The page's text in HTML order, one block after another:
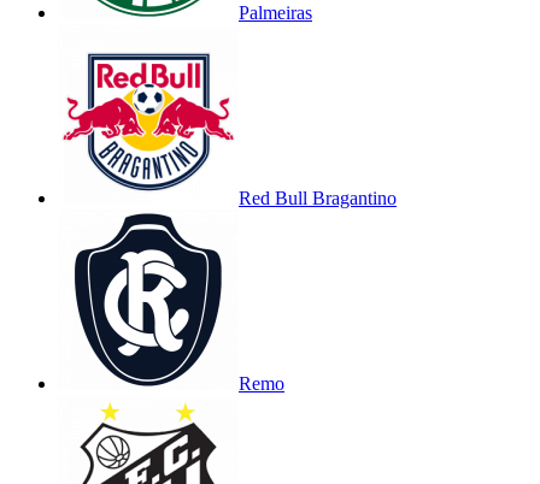
Palmeiras
Red Bull Bragantino
Remo